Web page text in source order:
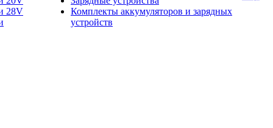
28V
Комплекты аккумуляторов и зарядных
устройств